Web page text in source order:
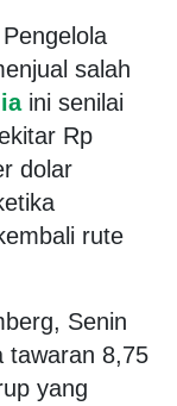
salah
ini senilai
Rp
dolar
rute
Senin
tawaran 8,75
yang